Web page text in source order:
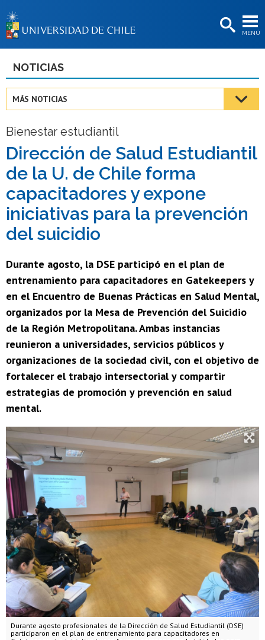
MENÚ
BIBLIOTECAS
Estudiantes
Académicas/os
Funcionarias/os
Egresadas/os
NOTICIAS
MÁS NOTICIAS
Bienestar estudiantil
Dirección de Salud Estudiantil
de la U. de Chile forma
capacitadores y expone
iniciativas para la prevención
del suicidio
Durante agosto, la DSE participó en el plan de
entrenamiento para capacitadores en Gatekeepers y
en el Encuentro de Buenas Prácticas en Salud Mental,
organizados por la Mesa de Prevención del Suicidio
de la Región Metropolitana. Ambas instancias
reunieron a universidades, servicios públicos y
organizaciones de la sociedad civil, con el objetivo de
fortalecer el trabajo intersectorial y compartir
estrategias de promoción y prevención en salud
mental.
Durante agosto profesionales de la Dirección de Salud Estudiantil (DSE)
participaron en el plan de entrenamiento para capacitadores en